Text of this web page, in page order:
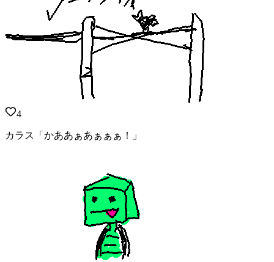
4
カラス「かああぁあぁぁぁ！」